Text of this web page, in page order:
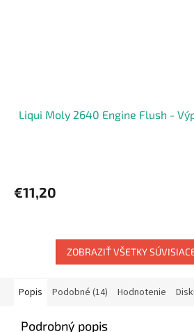
Liqui Moly 2640 Engine Flush -
produktu
je
€11,20
ZOBRAZIŤ VŠETKY
Popis Podobné (14) Hodnotenie
Podrobný popis